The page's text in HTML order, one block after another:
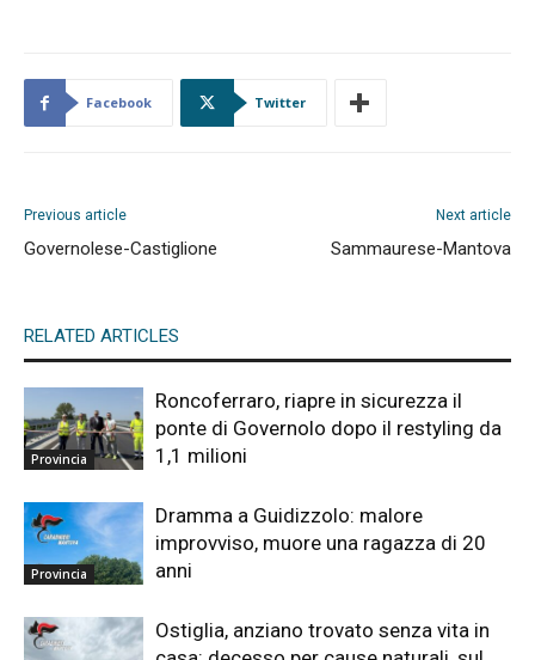
Facebook Twitter
Previous article
Governolese-Castiglione
Next article
Sammaurese-Mantova
RELATED ARTICLES
Provincia
Roncoferraro, riapre in sicurezza il
ponte di Governolo dopo il restyling da
1,1 milioni
Provincia
Dramma a Guidizzolo: malore
improvviso, muore una ragazza di 20
anni
Ostiglia, anziano trovato senza vita in